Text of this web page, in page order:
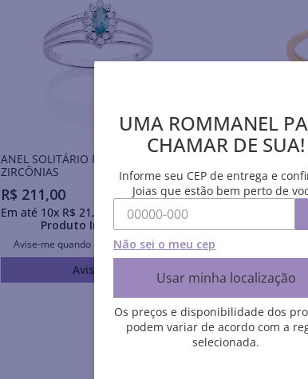
ANEL SOLITÁRIO DE PRATA 925 COM
ZIRCÔNIAS
R$ 211,00
Em até 10x R$ 21 ,
sem juros
Produto Indisponível
Avise-me quando retornar ao estoque
Avise-me
ANEL
18K COM
DE
R$ 260,
Avise-
UMA ROMMANEL
CHAMAR DE SUA!
Informe seu CEP de entrega e
Joias que estão bem perto de
Não sei o meu cep
Usar minha localização
Os preços e disponibilidade dos
podem variar de acordo com a
selecionada.